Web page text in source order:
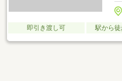
即引き渡し可 駅から